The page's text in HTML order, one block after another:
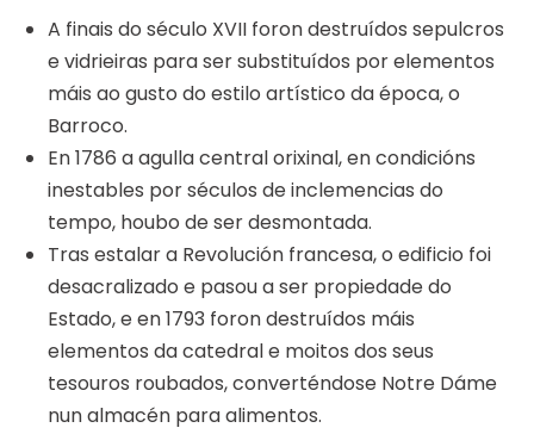
A finais do século XVII foron destruídos sepulcros
e vidrieiras para ser substituídos por elementos
máis ao gusto do estilo artístico da época, o
Barroco.
En 1786 a agulla central orixinal, en condicións
inestables por séculos de inclemencias do
tempo, houbo de ser desmontada.
Tras estalar a Revolución francesa, o edificio foi
desacralizado e pasou a ser propiedade do
Estado, e en 1793 foron destruídos máis
elementos da catedral e moitos dos seus
tesouros roubados, converténdose Notre Dáme
nun almacén para alimentos.